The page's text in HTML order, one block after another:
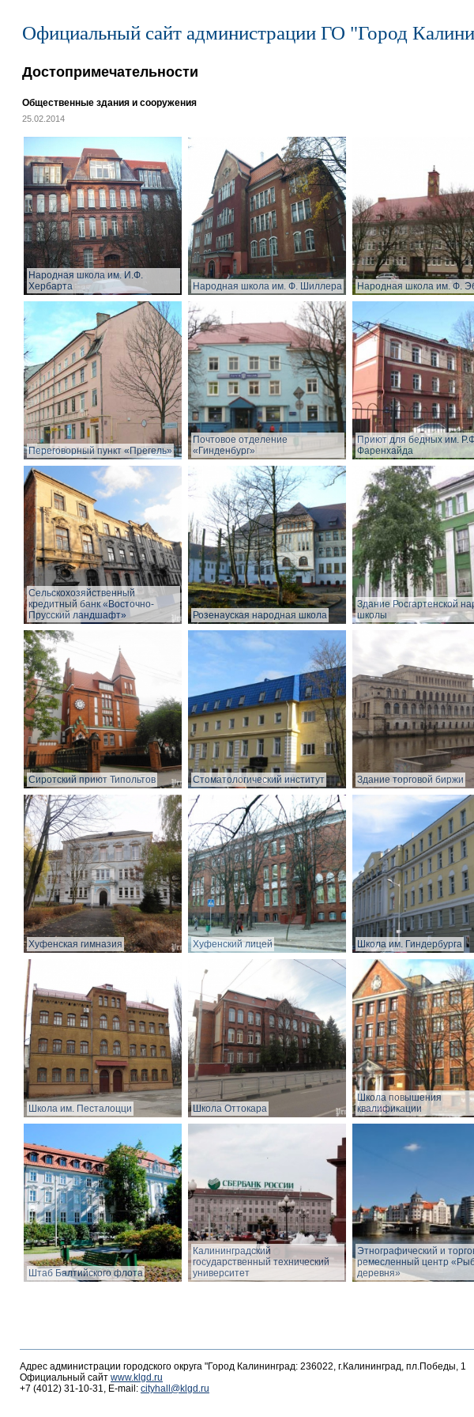
Официальный сайт администрации ГО "Город
Достопримечательности
Общественные здания и сооружения
25.02.2014
Народная школа им. И.Ф.
Хербарта
Народная школа им. Ф. Шиллера Народная школа им. Ф.
Переговорный пункт «Прегель»
Почтовое отделение
«Гинденбург»
Приют для бедных им.
Фаренхайда
Сельскохозяйственный
кредитный банк «Восточно-
Прусский ландшафт»
Розенауская народная школа
Здание Росгартенской
школы
Сиротский приют Типольтов Стоматологический институт Здание торговой биржи
Хуфенская гимназия Хуфенский лицей Школа им. Гиндербурга
Школа им. Песталоцци Школа Оттокара
Школа повышения
квалификации
Штаб Балтийского флота
Калининградский
государственный технический
университет
Этнографический и
ремесленный центр
деревня»
Адрес администрации городского округа "Город Калининград: 236022, г.Калининград, пл.Победы, 1
Официальный сайт www.klgd.ru
+7 (4012) 31-10-31, E-mail: cityhall@klgd.ru